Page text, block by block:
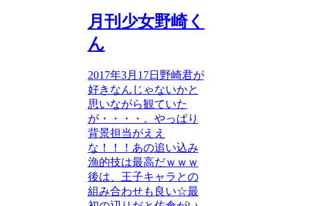
月刊少女野崎く
ん
2017年3月17日野崎君が
好きなんじゃないかと
思いながら観ていた
が・・・・。やっぱり
背景担当がええ
な！！！あの追い込み
漁的技は最高だｗｗｗ
後は、王子キャラとの
組み合わせも良い☆最